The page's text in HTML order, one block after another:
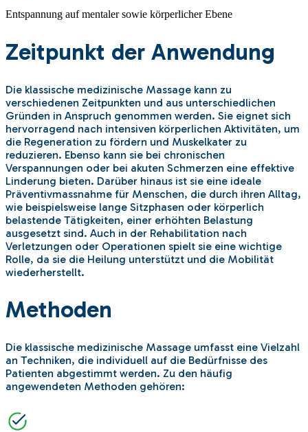
Entspannung auf mentaler sowie körperlicher Ebene
Zeitpunkt der Anwendung
Die klassische medizinische Massage kann zu
verschiedenen Zeitpunkten und aus unterschiedlichen
Gründen in Anspruch genommen werden. Sie eignet sich
hervorragend nach intensiven körperlichen Aktivitäten, um
die Regeneration zu fördern und Muskelkater zu
reduzieren. Ebenso kann sie bei chronischen
Verspannungen oder bei akuten Schmerzen eine effektive
Linderung bieten. Darüber hinaus ist sie eine ideale
Präventivmassnahme für Menschen, die durch ihren Alltag,
wie beispielsweise lange Sitzphasen oder körperlich
belastende Tätigkeiten, einer erhöhten Belastung
ausgesetzt sind. Auch in der Rehabilitation nach
Verletzungen oder Operationen spielt sie eine wichtige
Rolle, da sie die Heilung unterstützt und die Mobilität
wiederherstellt.
Methoden
Die klassische medizinische Massage umfasst eine Vielzahl
an Techniken, die individuell auf die Bedürfnisse des
Patienten abgestimmt werden. Zu den häufig
angewendeten Methoden gehören: